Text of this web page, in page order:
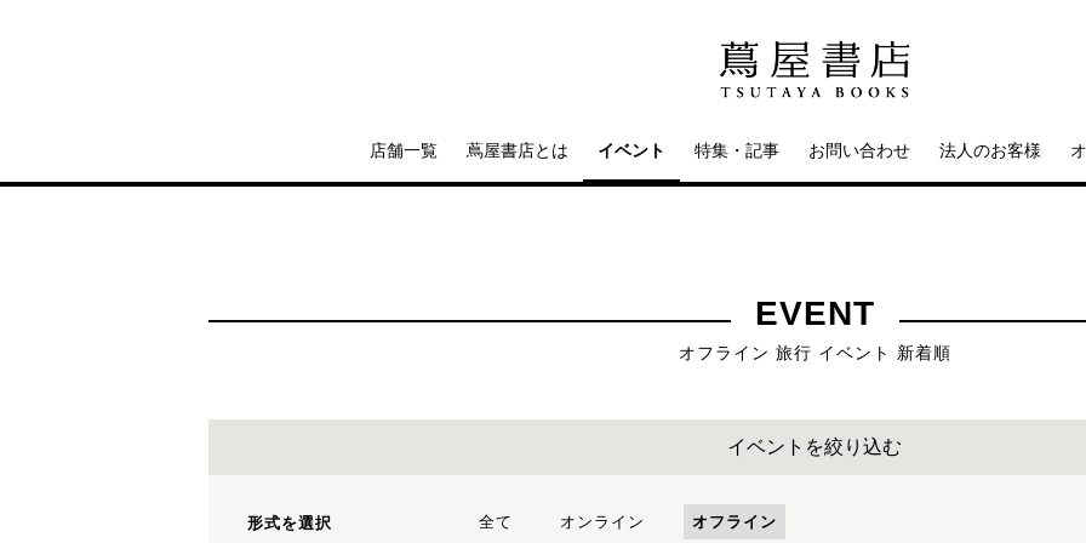
店舗一覧 蔦屋書店とは イベント 特集・記事 お問い合わせ 法人のお客様
EVENT
オフライン 旅行 イベント 新着順
イベントを絞り込む
形式を選択 全て オンライン オフライン